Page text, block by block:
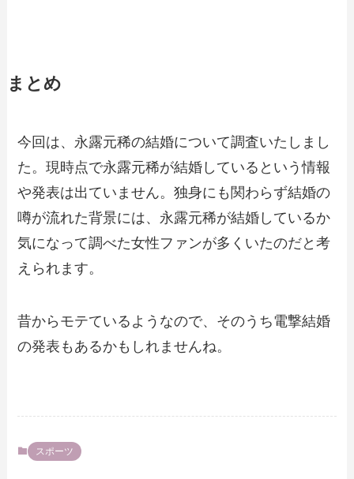
まとめ
今回は、永露元稀の結婚について調査いたしまし
た。現時点で永露元稀が結婚しているという情報
や発表は出ていません。独身にも関わらず結婚の
噂が流れた背景には、永露元稀が結婚しているか
気になって調べた女性ファンが多くいたのだと考
えられます。
昔からモテているようなので、そのうち電撃結婚
の発表もあるかもしれませんね。
スポーツ